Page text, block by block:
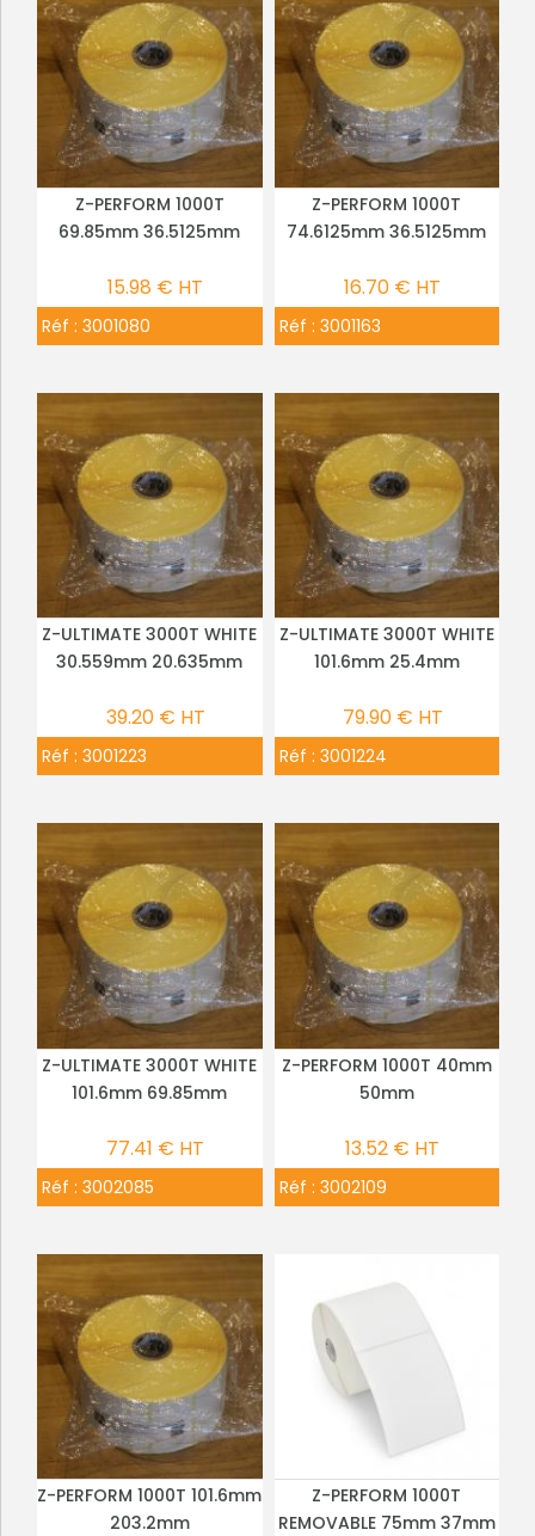
PLUS DE DÉTAILS
Z-PERFORM 1000T
69.85mm 36.5125mm
15.98 € HT
Réf : 3001080
PLUS DE DÉTAILS
Z-PERFORM 1000T
74.6125mm 36.5125mm
16.70 € HT
Réf : 3001163
PLUS DE DÉTAILS
Z-ULTIMATE 3000T WHITE
30.559mm 20.635mm
39.20 € HT
Réf : 3001223
PLUS DE DÉTAILS
Z-ULTIMATE 3000T WHITE
101.6mm 25.4mm
79.90 € HT
Réf : 3001224
PLUS DE DÉTAILS
Z-ULTIMATE 3000T WHITE
101.6mm 69.85mm
77.41 € HT
Réf : 3002085
PLUS DE DÉTAILS
Z-PERFORM 1000T 40mm
50mm
13.52 € HT
Réf : 3002109
PLUS DE DÉTAILS
Z-PERFORM 1000T 101.6mm
203.2mm
PLUS DE DÉTAILS
Z-PERFORM 1000T
REMOVABLE 75mm 37mm